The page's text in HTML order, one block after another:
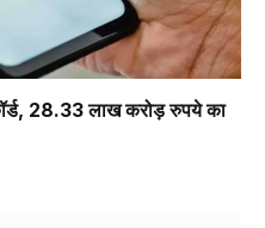
28.33 लाख करोड़ रुपये का